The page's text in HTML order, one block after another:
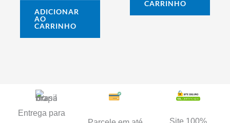
ADICIONAR
AO
CARRINHO
CARRINHO
Entrega para